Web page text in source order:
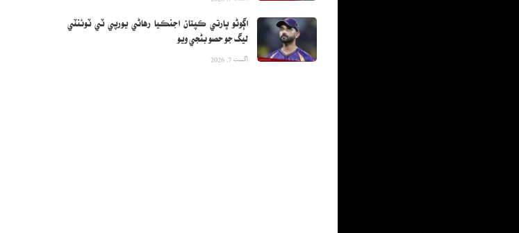
اڳوڻو ڀارتي ڪپتان اجنڪيا رهاڻي يورپي ٽي ٽوئنٽي
ليگ جو حصو بڻجي ويو
اگست 7, 2026